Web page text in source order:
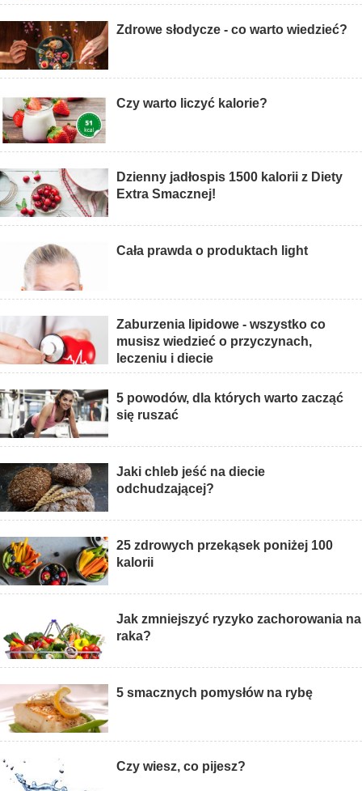
Zdrowe słodycze - co warto wiedzieć?
Czy warto liczyć kalorie?
Dzienny jadłospis 1500 kalorii z Diety
Extra Smacznej!
Cała prawda o produktach light
Zaburzenia lipidowe - wszystko co
musisz wiedzieć o przyczynach,
leczeniu i diecie
5 powodów, dla których warto zacząć
się ruszać
Jaki chleb jeść na diecie
odchudzającej?
25 zdrowych przekąsek poniżej 100
kalorii
Jak zmniejszyć ryzyko zachorowania na
raka?
5 smacznych pomysłów na rybę
Czy wiesz, co pijesz?